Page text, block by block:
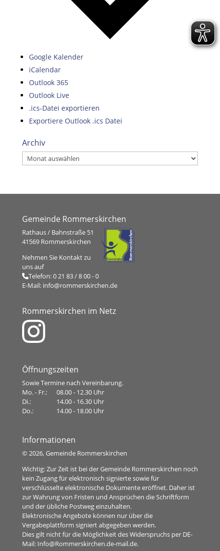
Google Kalender
iCalendar
Outlook 365
Outlook Live
.ics-Datei exportieren
Exportiere Outlook .ics Datei
Archiv
Archiv
Gemeinde Rommerskirchen
Rathaus / Bahnstraße 51
41569 Rommerskirchen
Nehmen Sie Kontakt zu
uns auf
Telefon:0 21 83 / 8 00 - 0
E-Mail: info@rommerskirchen.de
Rommerskirchen im Netz
Öffnungszeiten
Sowie Termine nach Vereinbarung.
Mo. - Fr.:
08.00 - 12.30 Uhr
Di.:
14.00 - 16.30 Uhr
Do.:
14.00 - 18.00 Uhr
Informationen
© 2026, Gemeinde Rommerskirchen
Wichtig: Zur Zeit ist bei der Gemeinde Rommerskirchen noch
kein Zugang für elektronisch signierte sowie für
verschlüsselte elektronische Dokumente eröffnet. Daher ist
zur Wahrung von Fristen und Ansprüchen die Schriftform
und der übliche Postweg einzuhalten.
Elektronische Angebote können nur über die
Vergabeplattform signiert abgegeben werden.
Dies gilt nicht für die Möglichkeit des Widerspruchs per DE-
Mail: Info@Rommerskirchen.de-mail.de.